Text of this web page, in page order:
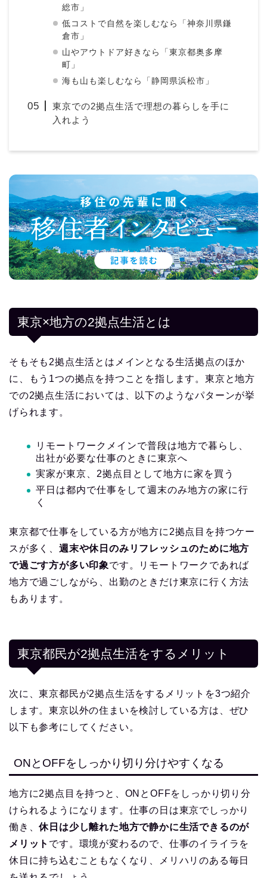
総市」
低コストで自然を楽しむなら「神奈川県鎌
倉市」
山やアウトドア好きなら「東京都奥多摩
町」
海も山も楽しむなら「静岡県浜松市」
東京での2拠点生活で理想の暮らしを手に
入れよう
東京×地方の2拠点生活とは
そもそも2拠点生活とはメインとなる生活拠点のほか
に、もう1つの拠点を持つことを指します。東京と地方
での2拠点生活においては、以下のようなパターンが挙
げられます。
リモートワークメインで普段は地方で暮らし、
出社が必要な仕事のときに東京へ
実家が東京、2拠点目として地方に家を買う
平日は都内で仕事をして週末のみ地方の家に行
く
東京都で仕事をしている方が地方に2拠点目を持つケー
スが多く、 週末や休日のみリフレッシュのために地方
で過ごす方が多い印象です。リモートワークであれば
地方で過ごしながら、出勤のときだけ東京に行く方法
もあります。
東京都民が2拠点生活をするメリット
次に、東京都民が2拠点生活をするメリットを3つ紹介
します。東京以外の住まいを検討している方は、ぜひ
以下も参考にしてください。
ONとOFFをしっかり切り分けやすくなる
地方に2拠点目を持つと、ONとOFFをしっかり切り分
けられるようになります。仕事の日は東京でしっかり
働き、休日は少し離れた地方で静かに生活できるのが
メリット です。環境が変わるので、仕事のイライラを
休日に持ち込むこともなくなり、メリハリのある毎日